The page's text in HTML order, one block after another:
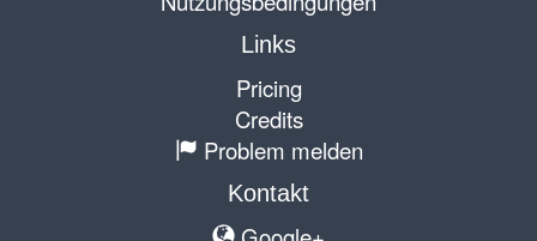
Links
Pricing
Credits
Problem melden
Kontakt